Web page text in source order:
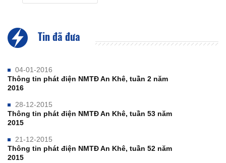
Tin đã đưa
04-01-2016
Thông tin phát điện NMTĐ An Khê, tuần 2 năm
2016
28-12-2015
Thông tin phát điện NMTĐ An Khê, tuần 53 năm
2015
21-12-2015
Thông tin phát điện NMTĐ An Khê, tuần 52 năm
2015